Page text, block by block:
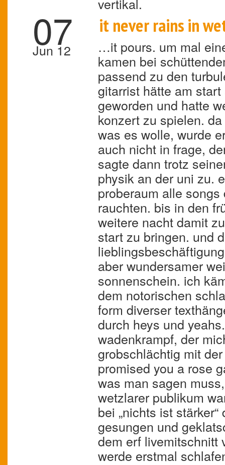
07
Jun 12
it never rains in
…it pours. um mal
kamen bei
passend zu den
gitarrist hätte am
geworden und hatte
konzert zu spielen.
was es wolle, wurde
auch nicht in frage,
sagte dann trotz
physik an der uni zu.
proberaum alle
rauchten. bis in den
weitere nacht damit
start zu bringen. und
aber wundersamer
sonnenschein. ich
dem notorischen
form diverser
durch heys und
wadenkrampf, der
grobschlächtig mit
promised you a rose
was man sagen
wetzlarer publikum
bei „nichts ist
gesungen und
dem erf livemitschnitt
werde erstmal